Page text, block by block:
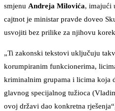
smjenu Andreja Milovića, imajući
cajtnot je ministar pravde doveo
usvojiti bez prilike za njihovu
„Ti zakonski tekstovi uključuju
korumpiranim funkcionerima,
kriminalnim grupama i licima koja
glavnog specijalnog tužioca
ovoj državi dao konkretna